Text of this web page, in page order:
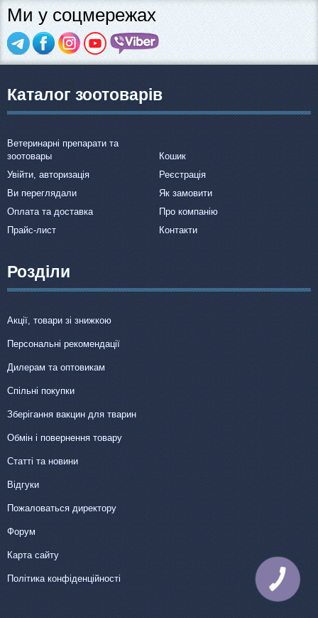
Ми у соцмережах
Каталог зоотоварів
Ветеринарні препарати та
зоотовары
Кошик
Увійти, авторизація
Реєстрація
Ви переглядали
Як замовити
Оплата та доставка
Про компанію
Прайс-лист
Контакти
Розділи
Акції, товари зі знижкою
Персональні рекомендації
Дилерам та оптовикам
Спільні покупки
Зберігання вакцин для тварин
Обмін і повернення товару
Статті та новини
Відгуки
Пожаловаться директору
Форум
Карта сайту
Політика конфіденційності
КНОПКА
ЗВ'ЯЗКУ